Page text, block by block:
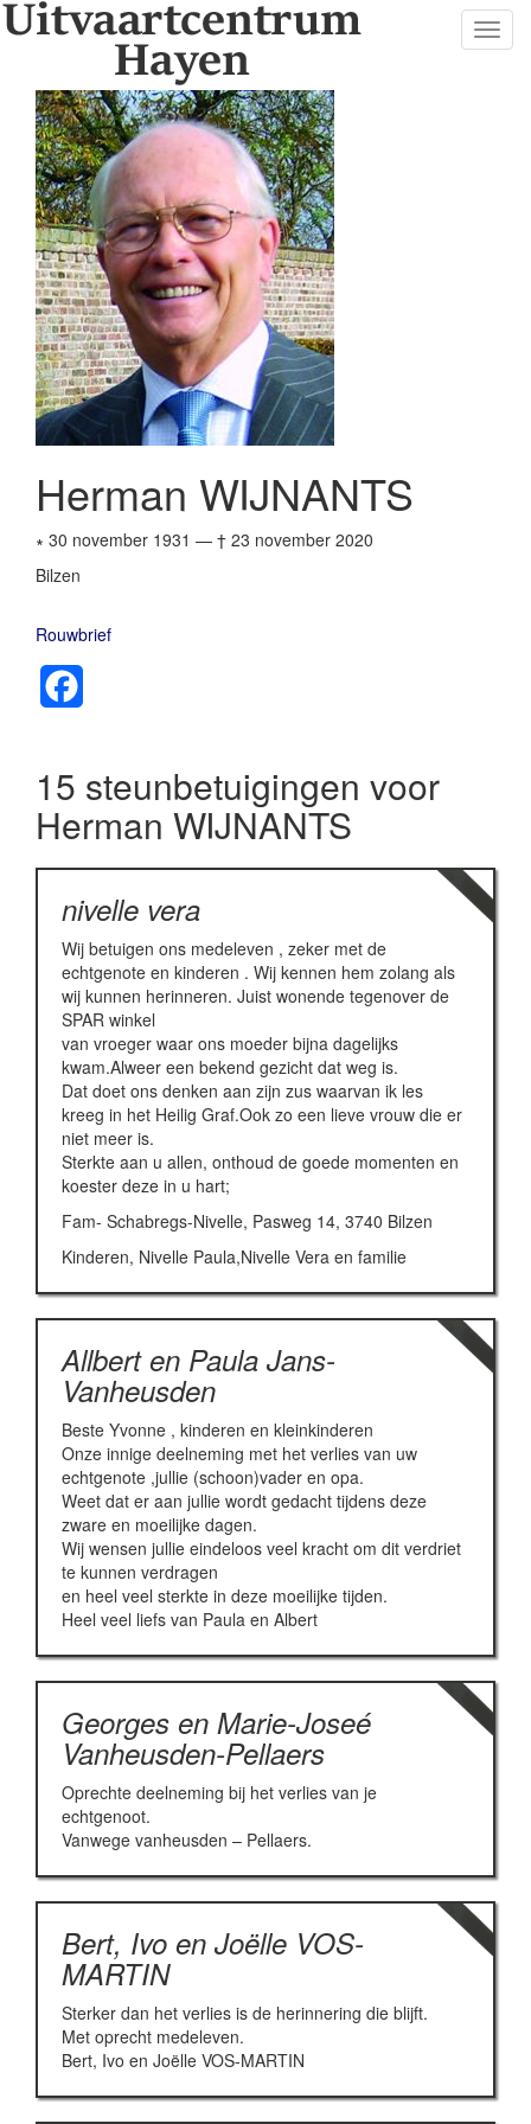
Herman WIJNANTS
∗ 30 november 1931 — † 23 november 2020
Bilzen
Rouwbrief
15 steunbetuigingen voor
Herman WIJNANTS
nivelle vera
Wij betuigen ons medeleven , zeker met de
echtgenote en kinderen . Wij kennen hem zolang als
wij kunnen herinneren. Juist wonende tegenover de
SPAR winkel
van vroeger waar ons moeder bijna dagelijks
kwam.Alweer een bekend gezicht dat weg is.
Dat doet ons denken aan zijn zus waarvan ik les
kreeg in het Heilig Graf.Ook zo een lieve vrouw die er
niet meer is.
Sterkte aan u allen, onthoud de goede momenten en
koester deze in u hart;
Fam- Schabregs-Nivelle, Pasweg 14, 3740 Bilzen
Kinderen, Nivelle Paula,Nivelle Vera en familie
Allbert en Paula Jans-
Vanheusden
Beste Yvonne , kinderen en kleinkinderen
Onze innige deelneming met het verlies van uw
echtgenote ,jullie (schoon)vader en opa.
Weet dat er aan jullie wordt gedacht tijdens deze
zware en moeilijke dagen.
Wij wensen jullie eindeloos veel kracht om dit verdriet
te kunnen verdragen
en heel veel sterkte in deze moeilijke tijden.
Heel veel liefs van Paula en Albert
Georges en Marie-Joseé
Vanheusden-Pellaers
Oprechte deelneming bij het verlies van je
echtgenoot.
Vanwege vanheusden – Pellaers.
Bert, Ivo en Joëlle VOS-
MARTIN
Sterker dan het verlies is de herinnering die blijft.
Met oprecht medeleven.
Bert, Ivo en Joëlle VOS-MARTIN